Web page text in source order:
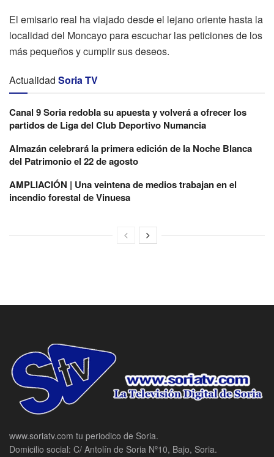
El emisario real ha viajado desde el lejano oriente hasta la
localidad del Moncayo para escuchar las peticiones de los
más pequeños y cumplir sus deseos.
Actualidad Soria TV
Canal 9 Soria redobla su apuesta y volverá a ofrecer los
partidos de Liga del Club Deportivo Numancia
Almazán celebrará la primera edición de la Noche Blanca
del Patrimonio el 22 de agosto
AMPLIACIÓN | Una veintena de medios trabajan en el
incendio forestal de Vinuesa
www.soriatv.com tu periodico de Soria.
Domicilio social: C/ Antolín de Soria Nº10, Bajo, Soria.